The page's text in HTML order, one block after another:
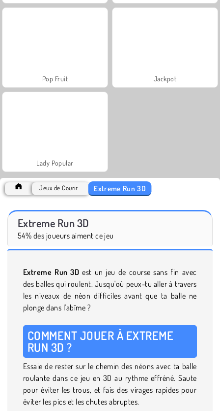
Pop Fruit Jackpot
Lady Popular
Jeux de Courir Extreme Run 3D
Extreme Run 3D
54% des joueurs aiment ce jeu
Extreme Run 3Dest un jeu de course sans fin avec
des balles qui roulent. Jusqu'où peux-tu aller à travers
les niveaux de néon difficiles avant que ta balle ne
plonge dans l'abîme ?
COMMENT JOUER À EXTREME
RUN 3D ?
Essaie de rester sur le chemin des néons avec ta balle
roulante dans ce jeu en 3D au rythme effréné. Saute
pour éviter les trous, et fais des virages rapides pour
éviter les pics et les chutes abruptes.